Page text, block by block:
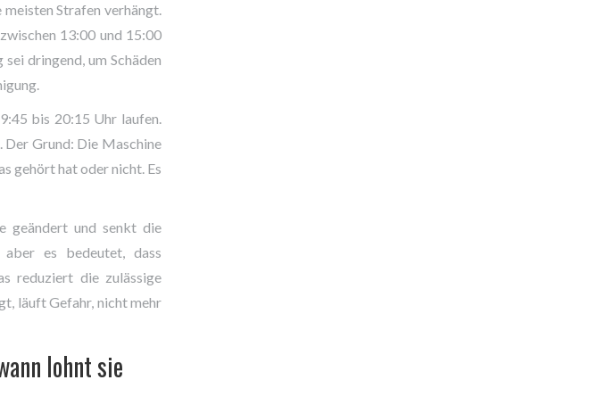
Strafen verhängt.
13:00 und 15:00
dringend, um Schäden
bis 20:15 Uhr laufen.
Der Grund: Die Maschine
gehört hat oder nicht. Es
geändert und senkt die
es bedeutet, dass
reduziert die zulässige
läuft Gefahr, nicht mehr
lohnt sie